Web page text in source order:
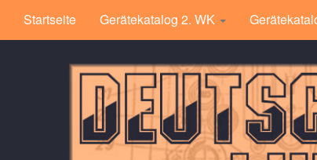
Startseite Gerätekatalog 2. WK